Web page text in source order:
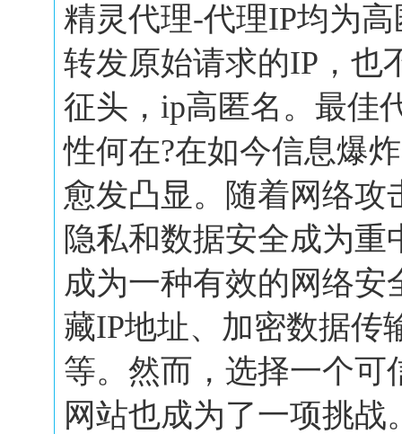
精灵代理-代理IP均为
转发原始请求的IP，也
征头，ip高匿名。最佳
性何在?在如今信息爆
愈发凸显。随着网络攻
隐私和数据安全成为
成为一种有效的网络
藏IP地址、加密数据传
等。然而，选择一个可
网站也成为了一项挑